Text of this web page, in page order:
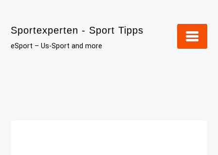
content
Sportexperten - Sport Tipps
eSport – Us-Sport and more